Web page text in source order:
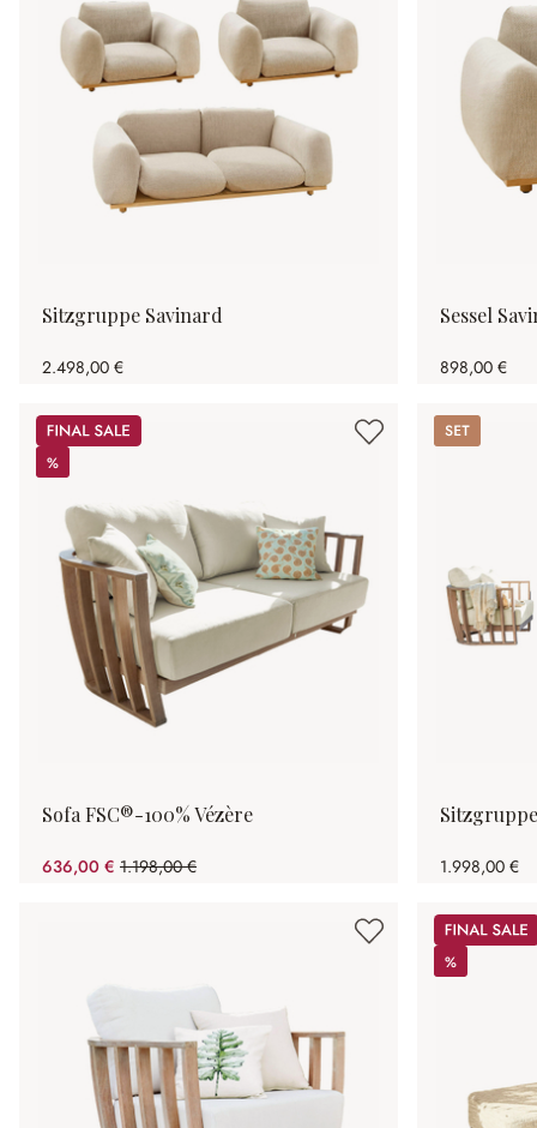
Sitzgruppe Savinard
2.498,00 €
Sessel
898,00 €
Sale
%
%
Sofa FSC®-100% Vézère
636,00 € 1.198,00 €
(46.91% gespart)
Set
1.998,00 €
Sale
%
%